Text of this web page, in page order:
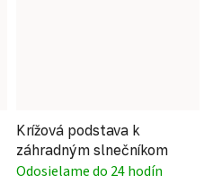
Krížová podstava k
záhradným slnečníkom
Odosielame do 24 hodín